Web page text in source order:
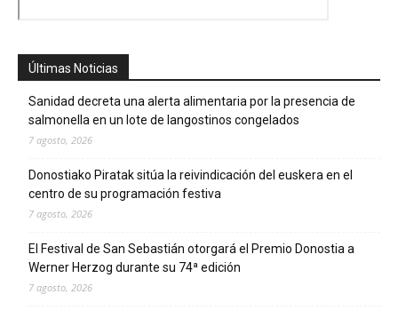
Últimas Noticias
Sanidad decreta una alerta alimentaria por la presencia de
salmonella en un lote de langostinos congelados
7 agosto, 2026
Donostiako Piratak sitúa la reivindicación del euskera en el
centro de su programación festiva
7 agosto, 2026
El Festival de San Sebastián otorgará el Premio Donostia a
Werner Herzog durante su 74ª edición
7 agosto, 2026